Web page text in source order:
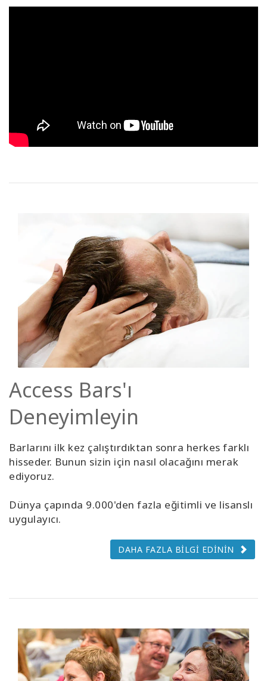
Access Bars'ı
Deneyimleyin
Barlarını ilk kez çalıştırdıktan sonra herkes farklı
hisseder. Bunun sizin için nasıl olacağını merak
ediyoruz.
Dünya çapında 9.000'den fazla eğitimli ve lisanslı
uygulayıcı.
DAHA FAZLA BİLGİ EDİNİN